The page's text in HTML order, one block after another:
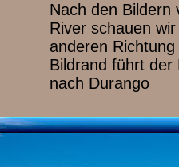
Nach den Bildern
River schauen
anderen
Bildrand führt der
nach Durango